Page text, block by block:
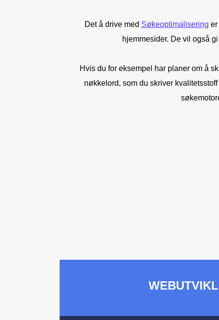
Det å drive med Søkeoptimalisering er
hjemmesider. De vil også
Hvis du for eksempel har planer om å
nøkkelord, som du skriver